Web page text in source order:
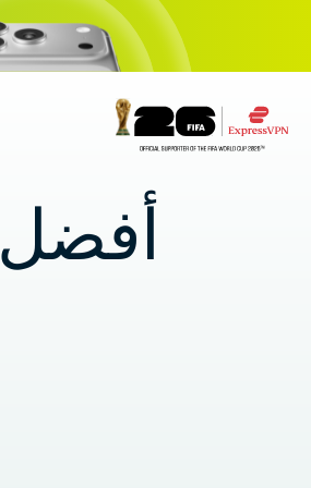
أفضل VPN في العالم. الآن بـ